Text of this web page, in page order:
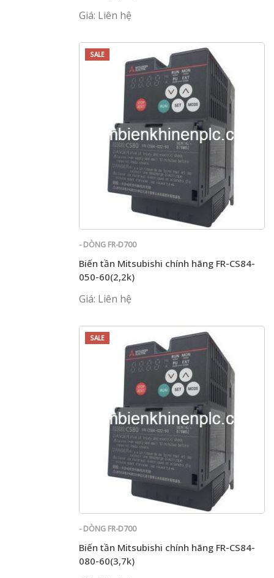
Giá: Liên hệ
SALE
- DÒNG FR-D700
Biến tần Mitsubishi chính hãng FR-CS84-
050-60(2,2k)
Giá: Liên hệ
SALE
- DÒNG FR-D700
Biến tần Mitsubishi chính hãng FR-CS84-
080-60(3,7k)